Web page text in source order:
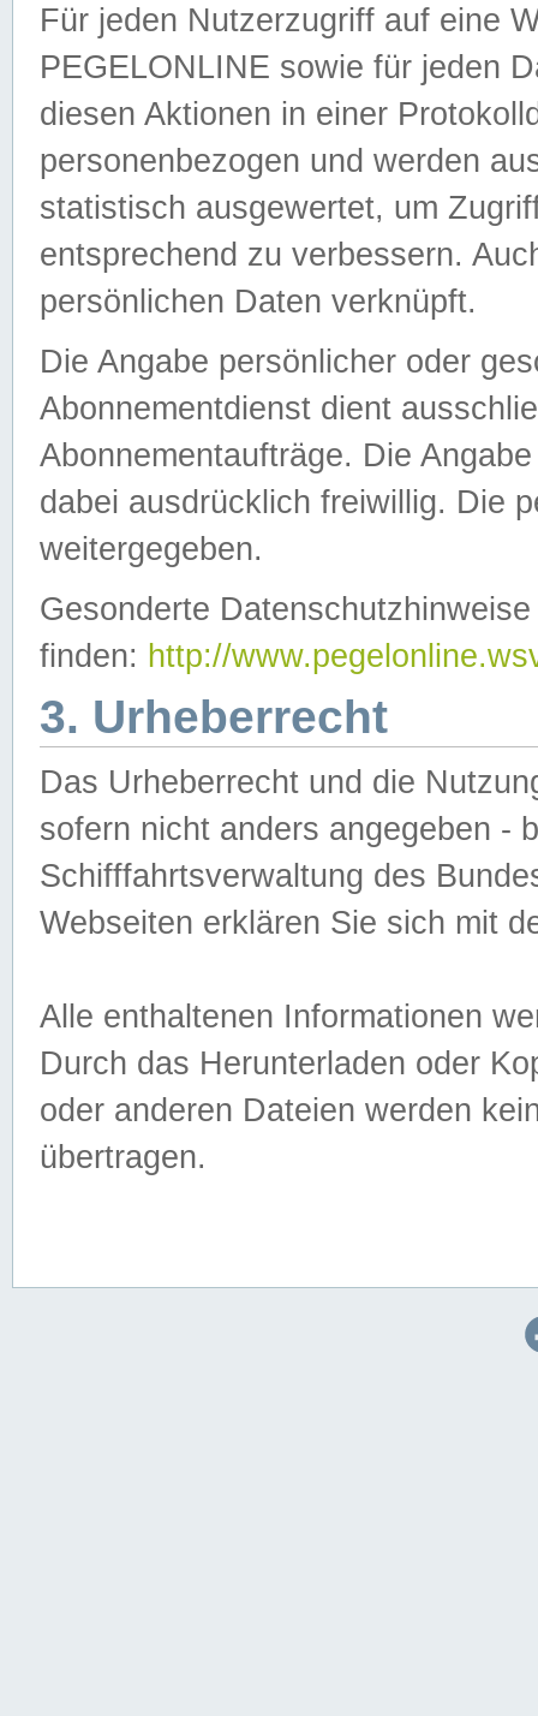
Für jeden Nutzerzugriff auf eine
PEGELONLINE sowie für jeden
diesen Aktionen in einer
personenbezogen und werden
statistisch ausgewertet, um
entsprechend zu verbessern.
persönlichen Daten verknüpft.
Die Angabe persönlicher oder
Abonnementdienst dient
Abonnementaufträge. Die
dabei ausdrücklich freiwillig. Die
weitergegeben.
Gesonderte
finden: http://
3. Urheberrecht
Das Urheberrecht und die
sofern nicht anders angegeben -
Schifffahrtsverwaltung des
Webseiten erklären Sie sich mit
Alle enthaltenen Informationen
Durch das Herunterladen oder
oder anderen Dateien werden
übertragen.